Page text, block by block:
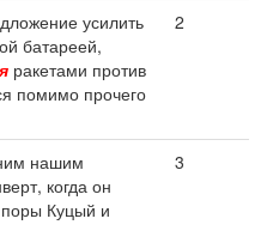
усилить
батареей,
ракетами против
помимо прочего
2
нашим
когда он
Куцый и
3